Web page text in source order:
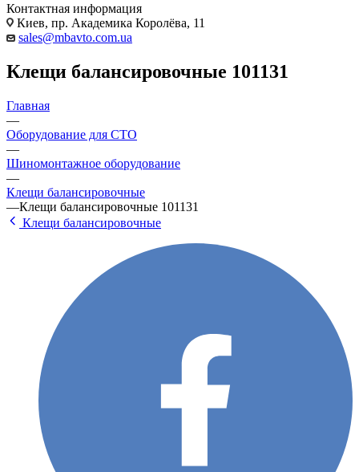
Контактная информация
Киев, пр. Академика Королёва, 11
sales@mbavto.com.ua
Клещи балансировочные 101131
Главная
—
Оборудование для СТО
—
Шиномонтажное оборудование
—
Клещи балансировочные
—Клещи балансировочные 101131
Клещи балансировочные